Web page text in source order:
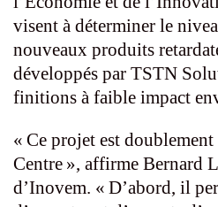
visent à déterminer le
nouveaux produits
développés par TSTN
finitions à faible impact
« Ce projet est
Centre », affirme Bernard
d’Inovem. « D’abord, il